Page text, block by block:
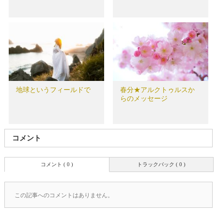
地球というフィールドで
春分★アルクトゥルスか
らのメッセージ
コメント
トラックバック ( 0 )
コメント ( 0 )
この記事へのコメントはありません。